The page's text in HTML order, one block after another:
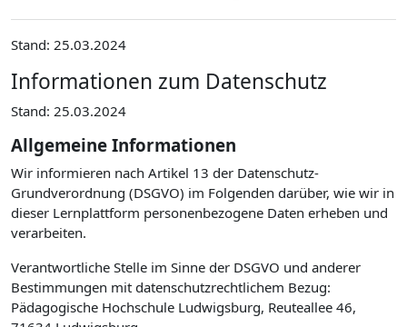
Stand: 25.03.2024
Informationen zum Datenschutz
Stand: 25.03.2024
Allgemeine Informationen
Wir informieren nach Artikel 13 der Datenschutz-
Grundverordnung (DSGVO) im Folgenden darüber, wie wir in
dieser Lernplattform personenbezogene Daten erheben und
verarbeiten.
Verantwortliche Stelle im Sinne der DSGVO und anderer
Bestimmungen mit datenschutzrechtlichem Bezug:
Pädagogische Hochschule Ludwigsburg, Reuteallee 46,